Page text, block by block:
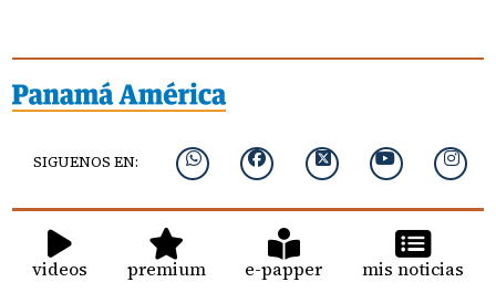
SIGUENOS EN:
videos premium e-papper mis noticias